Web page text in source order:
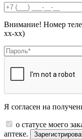
Внимание! Номер
хх-хх)
Я согласен на
о статусе моего
аптеке.